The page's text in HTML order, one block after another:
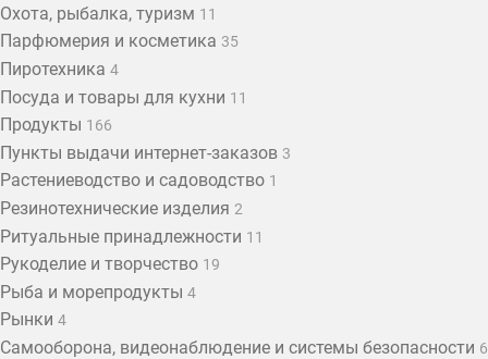
Охота, рыбалка, туризм 11
Парфюмерия и косметика 35
Пиротехника 4
Посуда и товары для кухни 11
Продукты 166
Пункты выдачи интернет-заказов 3
Растениеводство и садоводство 1
Резинотехнические изделия 2
Ритуальные принадлежности 11
Рукоделие и творчество 19
Рыба и морепродукты 4
Рынки 4
Самооборона, видеонаблюдение и системы безопасности 6